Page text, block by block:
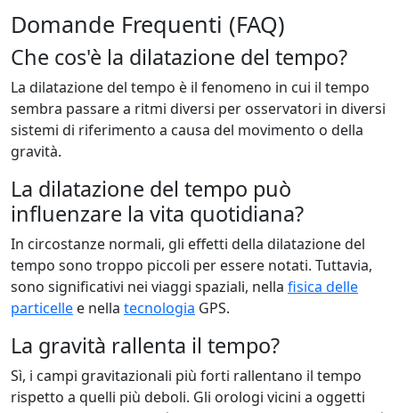
Domande Frequenti (FAQ)
Che cos'è la dilatazione del tempo?
La dilatazione del tempo è il fenomeno in cui il tempo
sembra passare a ritmi diversi per osservatori in diversi
sistemi di riferimento a causa del movimento o della
gravità.
La dilatazione del tempo può
influenzare la vita quotidiana?
In circostanze normali, gli effetti della dilatazione del
tempo sono troppo piccoli per essere notati. Tuttavia,
sono significativi nei viaggi spaziali, nella fisica delle
particelle e nella tecnologia GPS.
La gravità rallenta il tempo?
Sì, i campi gravitazionali più forti rallentano il tempo
rispetto a quelli più deboli. Gli orologi vicini a oggetti